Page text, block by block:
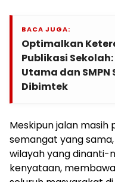
BACA JUGA:
Optimalkan
Publikasi Sekolah:
Utama dan
Dibimtek
Meskipun jalan masih
semangat yang
wilayah yang dinanti-
kenyataan,